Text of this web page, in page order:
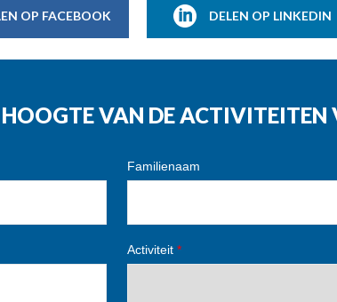
OP FACEBOOK DELEN OP LINKEDIN
VAN DE
Familienaam
Activiteit*